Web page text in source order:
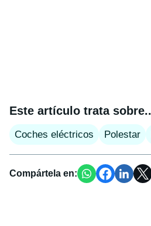
Este artículo trata
Coches eléctricos Polestar
Compártela en: